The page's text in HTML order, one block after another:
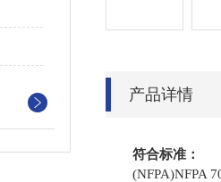
产品详情
符合标准：
(NFPA)NFPA